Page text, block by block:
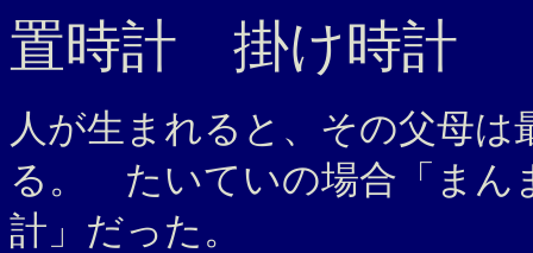
置時計 掛け時計
人が生まれると、その父母
る。 たいていの場合「まん
計」だった。